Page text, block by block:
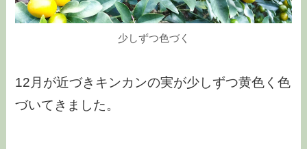
少しずつ色づく
12月が近づきキンカンの実が少しずつ黄色く色
づいてきました。